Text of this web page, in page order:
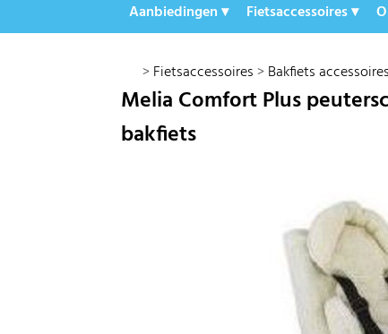
Aanbiedingen ▾
Fietsaccessoires ▾
>Fietsaccessoires>Bakfiets accessoires
Melia Comfort Plus
bakfiets